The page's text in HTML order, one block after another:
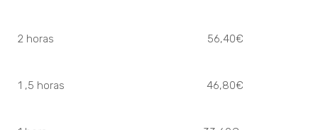
2 horas 56,40€
1 ,5 horas 46,80€